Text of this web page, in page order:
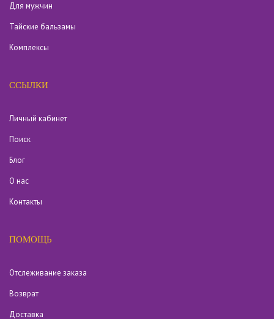
Для мужчин
Тайские бальзамы
Комплексы
ССЫЛКИ
Личный кабинет
Поиск
Блог
О нас
Контакты
ПОМОЩЬ
Отслеживание заказа
Возврат
Доставка